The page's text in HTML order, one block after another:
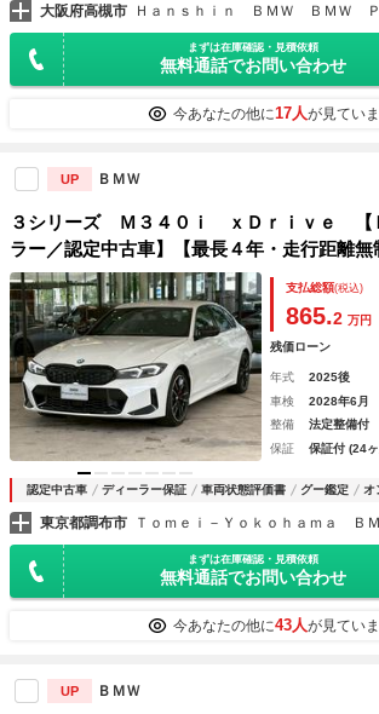
大阪府高槻市
まずは在庫確認・見積依頼
無料通話でお問い合わせ
今あなたの他に17人が見てい
UP ＢＭＷ
３シリーズ Ｍ３４０ｉ ｘＤｒｉｖｅ 【
ラー／認定中古車】【最長４年・走行距離無
ｎｄＬＣＩ／禁煙車／ワンオーナー／弊社下
ｎＫａｒｄｏｎ／Ｍスポーツサスペンション
ーミラー
支払総額(税込)
865.2 万円
残価ローン
年式 2025後
車検
2028年6月
整備
法定整備付
保証
保証付 (24
認定中古車 ディーラー保証 車両状態評価書 グー鑑定 オ
東京都調布市
まずは在庫確認・見積依頼
無料通話でお問い合わせ
今あなたの他に43人が見てい
UP ＢＭＷ